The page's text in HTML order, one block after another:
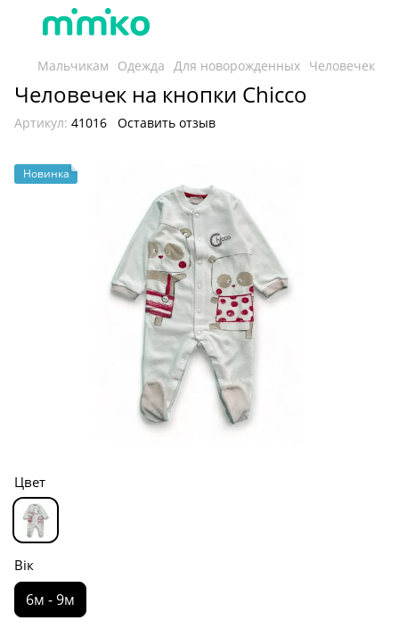
Мальчикам Одежда Для новорожденных Человечек
Человечек на кнопки Chicco
Артикул: 41016 Оставить отзыв
Новинка
Цвет
Вік
6м - 9м